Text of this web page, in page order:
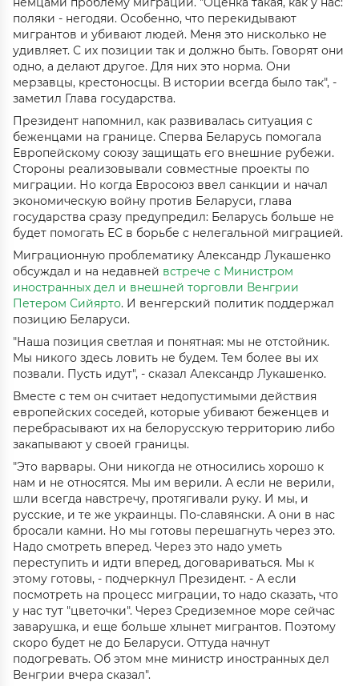
поляки - негодяи. Особенно, что перекидывают
мигрантов и убивают людей. Меня это нисколько не
удивляет. С их позиции так и должно быть. Говорят они
одно, а делают другое. Для них это норма. Они
мерзавцы, крестоносцы. В истории всегда было так", -
заметил Глава государства.
Президент напомнил, как развивалась ситуация с
беженцами на границе. Сперва Беларусь помогала
Европейскому союзу защищать его внешние рубежи.
Стороны реализовывали совместные проекты по
миграции. Но когда Евросоюз ввел санкции и начал
экономическую войну против Беларуси, глава
государства сразу предупредил: Беларусь больше не
будет помогать ЕС в борьбе с нелегальной миграцией.
Миграционную проблематику Александр Лукашенко
обсуждал и на недавней встрече с Министром
иностранных дел и внешней торговли Венгрии
Петером Сийярто. И венгерский политик поддержал
позицию Беларуси.
"Наша позиция светлая и понятная: мы не отстойник.
Мы никого здесь ловить не будем. Тем более вы их
позвали. Пусть идут", - сказал Александр Лукашенко.
Вместе с тем он считает недопустимыми действия
европейских соседей, которые убивают беженцев и
перебрасывают их на белорусскую территорию либо
закапывают у своей границы.
"Это варвары. Они никогда не относились хорошо к
нам и не относятся. Мы им верили. А если не верили,
шли всегда навстречу, протягивали руку. И мы, и
русские, и те же украинцы. По-славянски. А они в нас
бросали камни. Но мы готовы перешагнуть через это.
Надо смотреть вперед. Через это надо уметь
переступить и идти вперед, договариваться. Мы к
этому готовы, - подчеркнул Президент. - А если
посмотреть на процесс миграции, то надо сказать, что
у нас тут "цветочки". Через Средиземное море сейчас
заварушка, и еще больше хлынет мигрантов. Поэтому
скоро будет не до Беларуси. Оттуда начнут
подогревать. Об этом мне министр иностранных дел
Венгрии вчера сказал".